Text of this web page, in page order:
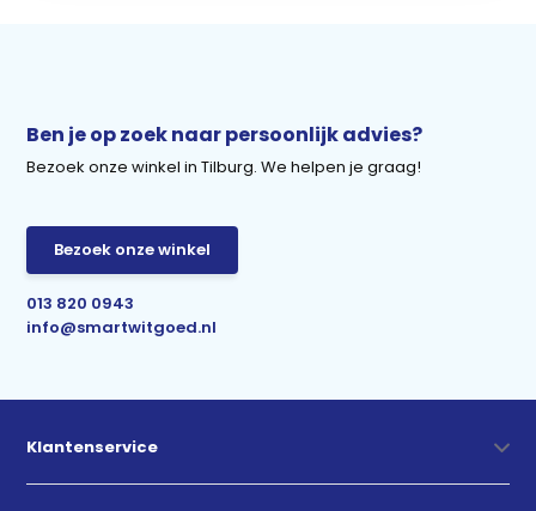
Ben je op zoek naar persoonlijk advies?
Bezoek onze winkel in Tilburg. We helpen je graag!
Bezoek onze winkel
013 820 0943
info@smartwitgoed.nl
Klantenservice